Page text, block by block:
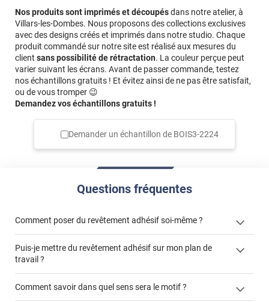
Nos produits sont imprimés et découpésdans notre atelier, à
Villars-les-Dombes. Nous proposons des collections exclusives
avec des designs créés et imprimés dans notre studio. Chaque
produit commandé sur notre site est réalisé aux mesures du
client sans possibilité de rétractation. La couleur perçue peut
varier suivant les écrans. Avant de passer commande, testez
nos échantillons gratuits ! Et évitez ainsi de ne pas être satisfait,
ou de vous tromper 😉
Demandez vos échantillons gratuits !
Demander un échantillon de BOIS3-2224
Questions fréquentes
Comment poser du revêtement adhésif soi-même ?
« Comment poser un revêtement adhésif ? »
Puis-je mettre du revêtement adhésif sur mon plan de
travail ?
Comment savoir dans quel sens sera le motif ?